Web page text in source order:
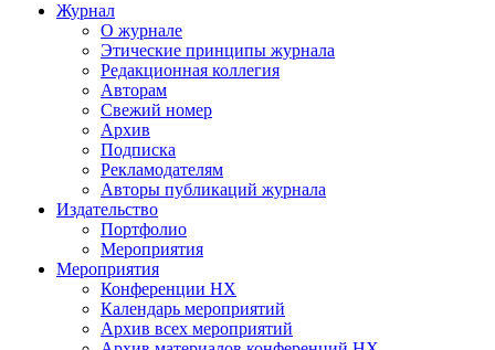
Журнал
О журнале
Этические принципы журнала
Редакционная коллегия
Авторам
Свежий номер
Архив
Подписка
Рекламодателям
Авторы публикаций журнала
Издательство
Портфолио
Мероприятия
Мероприятия
Конференции НХ
Календарь мероприятий
Архив всех мероприятий